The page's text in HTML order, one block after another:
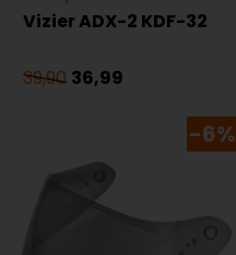
Vizier ADX-2 KDF-32
39,90 36,99
-6%